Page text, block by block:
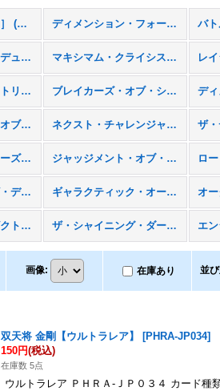
遊戯王［基本パック］ (全商品) ディメンション・フォース（ＤＩＦＯ）
コード・オブ・ザ・デュエリスト（ＣＯＴＤ） マキシマム・クライシス（ＭＡＣＲ）
シャイニング・ビクトリーズ（ＳＨＶＩ） ブレイカーズ・オブ・シャドウ（ＢＯＳＨ）
ザ・シークレット・オブ・エボリューション（ＳＥＣＥ） ネクスト・チャレンジャーズ（ＮＥＣＨ）
シャドウ・スペクターズ（ＳＨＳＰ） ジャッジメント・オブ・ザ・ライト（ＪＯＴＬ）
リターン・オブ・ザ・デュエリスト（ＲＥＤＵ） ギャラクティック・オーバーロード（ＧＡＯＶ）
エクストリーム・ビクトリー（EXVC） ザ・シャイニング・ダークネス（ＴＳＨＤ）
画像: 在庫あり 並
双天将 金剛【ウルトラレア】 [PHRA-JP034]
150円(税込)
在庫数 5点
ウルトラレア ＰＨＲＡ-ＪＰ０３４ カード種